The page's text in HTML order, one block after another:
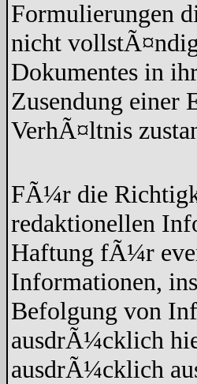
Formulierungen
nicht
Dokumentes in
Zusendung einer
VerhÃ¤ltnis
FÃ¼r die
redaktionellen
Haftung fÃ¼r
Informationen,
Befolgung von
ausdrÃ¼cklich
ausdrÃ¼cklich